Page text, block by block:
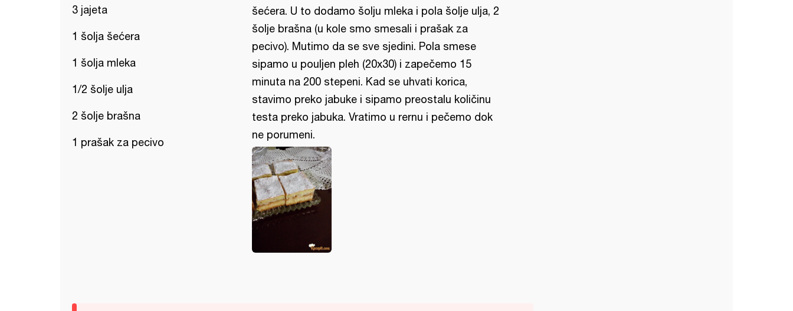
3 jajeta
1 šolja šećera
1 šolja mleka
1/2 šolje ulja
2 šolje brašna
1 prašak za pecivo
šećera. U to dodamo šolju mleka i pola šolje ulja, 2
šolje brašna (u kole smo smesali i prašak za
pecivo). Mutimo da se sve sjedini. Pola smese
sipamo u pouljen pleh (20x30) i zapečemo 15
minuta na 200 stepeni. Kad se uhvati korica,
stavimo preko jabuke i sipamo preostalu količinu
testa preko jabuka. Vratimo u rernu i pečemo dok
ne porumeni.